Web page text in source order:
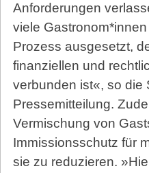
Anforderungen
viele
Prozess ausgesetzt,
finanziellen und
verbunden ist«, so die
Pressemitteilung.
Vermischung von
Immissionsschutz für
sie zu reduzieren.